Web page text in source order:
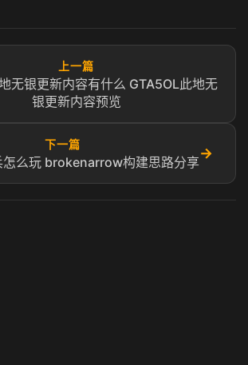
上一篇
无银更新内容有什么 GTA5OL此地无
银更新内容预览
下一篇
怎么玩 brokenarrow构建思路分享
→